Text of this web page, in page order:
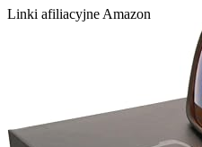
Linki afiliacyjne Amazon